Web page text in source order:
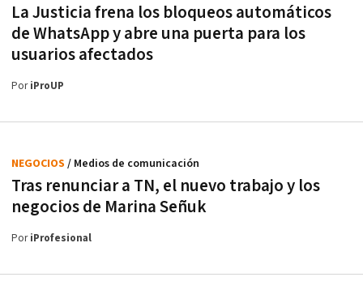
La Justicia frena los bloqueos automáticos
de WhatsApp y abre una puerta para los
usuarios afectados
PoriProUP
Tras renunciar a TN, el nuevo trabajo y los
negocios de Marina Señuk
NEGOCIOS / Medios de comunicación
PoriProfesional